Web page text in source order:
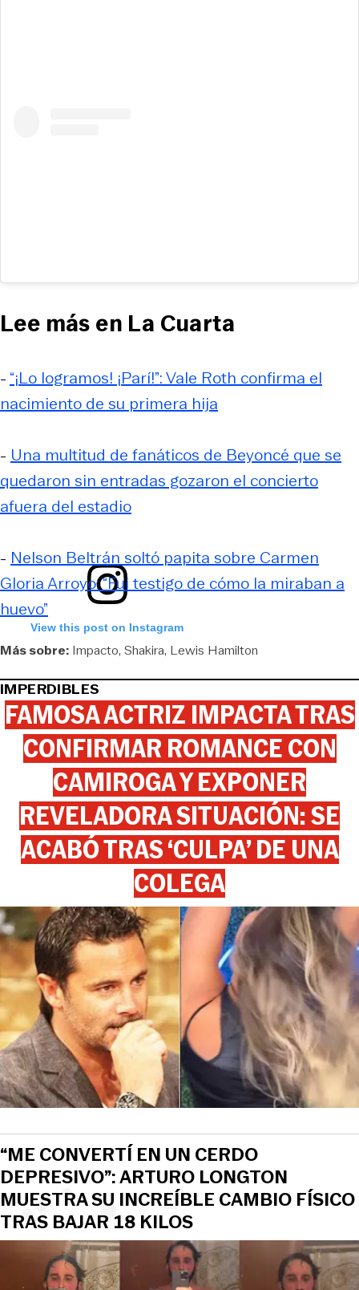
View this post on Instagram
Lee más en La Cuarta
- “¡Lo logramos! ¡Parí!”: Vale Roth confirma el
nacimiento de su primera hija
- Una multitud de fanáticos de Beyoncé que se
quedaron sin entradas gozaron el concierto
afuera del estadio
- Nelson Beltrán soltó papita sobre Carmen
Gloria Arroyo: “Fui testigo de cómo la miraban a
huevo”
Más sobre: Impacto Shakira Lewis Hamilton
IMPERDIBLES
FAMOSA ACTRIZ IMPACTA TRAS
CONFIRMAR ROMANCE CON
CAMIROGA Y EXPONER
REVELADORA SITUACIÓN: SE
ACABÓ TRAS ‘CULPA’ DE UNA
COLEGA
“ME CONVERTÍ EN UN CERDO
DEPRESIVO”: ARTURO LONGTON
MUESTRA SU INCREÍBLE CAMBIO FÍSICO
TRAS BAJAR 18 KILOS